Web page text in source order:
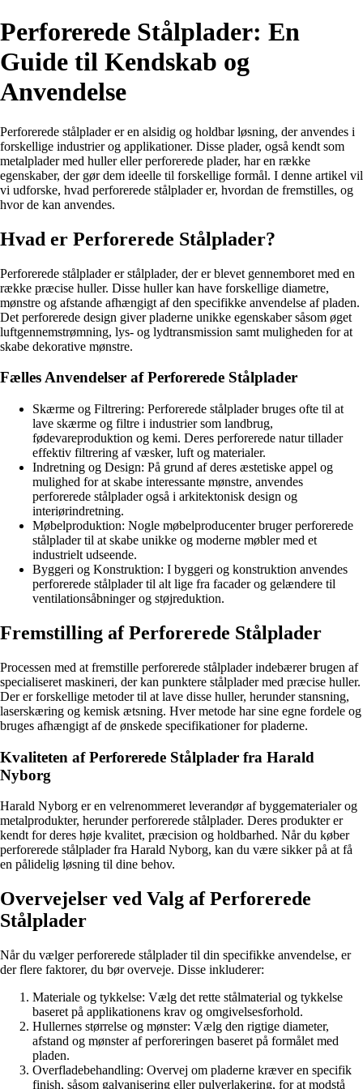
Perforerede Stålplader: En
Guide til Kendskab og
Anvendelse
Perforerede stålplader er en alsidig og holdbar løsning, der anvendes i
forskellige industrier og applikationer. Disse plader, også kendt som
metalplader med huller eller perforerede plader, har en række
egenskaber, der gør dem ideelle til forskellige formål. I denne artikel vil
vi udforske, hvad perforerede stålplader er, hvordan de fremstilles, og
hvor de kan anvendes.
Hvad er Perforerede Stålplader?
Perforerede stålplader er stålplader, der er blevet gennemboret med en
række præcise huller. Disse huller kan have forskellige diametre,
mønstre og afstande afhængigt af den specifikke anvendelse af pladen.
Det perforerede design giver pladerne unikke egenskaber såsom øget
luftgennemstrømning, lys- og lydtransmission samt muligheden for at
skabe dekorative mønstre.
Fælles Anvendelser af Perforerede Stålplader
Skærme og Filtrering: Perforerede stålplader bruges ofte til at
lave skærme og filtre i industrier som landbrug,
fødevareproduktion og kemi. Deres perforerede natur tillader
effektiv filtrering af væsker, luft og materialer.
Indretning og Design: På grund af deres æstetiske appel og
mulighed for at skabe interessante mønstre, anvendes
perforerede stålplader også i arkitektonisk design og
interiørindretning.
Møbelproduktion: Nogle møbelproducenter bruger perforerede
stålplader til at skabe unikke og moderne møbler med et
industrielt udseende.
Byggeri og Konstruktion: I byggeri og konstruktion anvendes
perforerede stålplader til alt lige fra facader og gelændere til
ventilationsåbninger og støjreduktion.
Fremstilling af Perforerede Stålplader
Processen med at fremstille perforerede stålplader indebærer brugen af
specialiseret maskineri, der kan punktere stålplader med præcise huller.
Der er forskellige metoder til at lave disse huller, herunder stansning,
laserskæring og kemisk ætsning. Hver metode har sine egne fordele og
bruges afhængigt af de ønskede specifikationer for pladerne.
Kvaliteten af Perforerede Stålplader fra Harald
Nyborg
Harald Nyborg er en velrenommeret leverandør af byggematerialer og
metalprodukter, herunder perforerede stålplader. Deres produkter er
kendt for deres høje kvalitet, præcision og holdbarhed. Når du køber
perforerede stålplader fra Harald Nyborg, kan du være sikker på at få
en pålidelig løsning til dine behov.
Overvejelser ved Valg af Perforerede
Stålplader
Når du vælger perforerede stålplader til din specifikke anvendelse, er
der flere faktorer, du bør overveje. Disse inkluderer:
Materiale og tykkelse: Vælg det rette stålmaterial og tykkelse
baseret på applikationens krav og omgivelsesforhold.
Hullernes størrelse og mønster: Vælg den rigtige diameter,
afstand og mønster af perforeringen baseret på formålet med
pladen.
Overfladebehandling: Overvej om pladerne kræver en specifik
finish, såsom galvanisering eller pulverlakering, for at modstå